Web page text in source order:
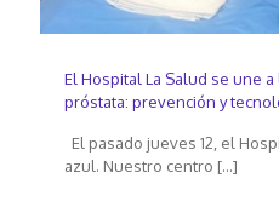
El Hospital La Salud se une
próstata: prevención y
El pasado jueves 12, el
azul. Nuestro centro […]